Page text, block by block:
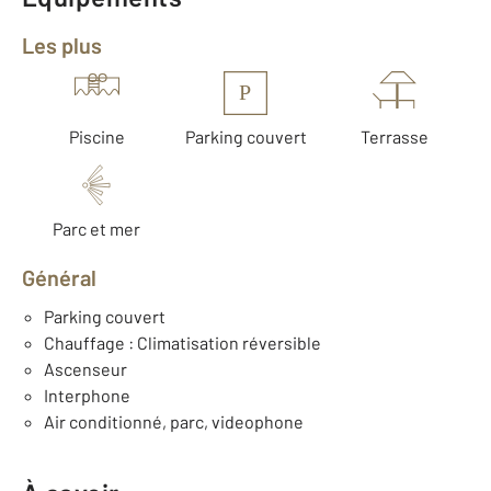
Les plus
Piscine
P
Parking couvert Terrasse
Parc et mer
Général
Parking couvert
Chauffage : Climatisation réversible
Ascenseur
Interphone
Air conditionné, parc, videophone